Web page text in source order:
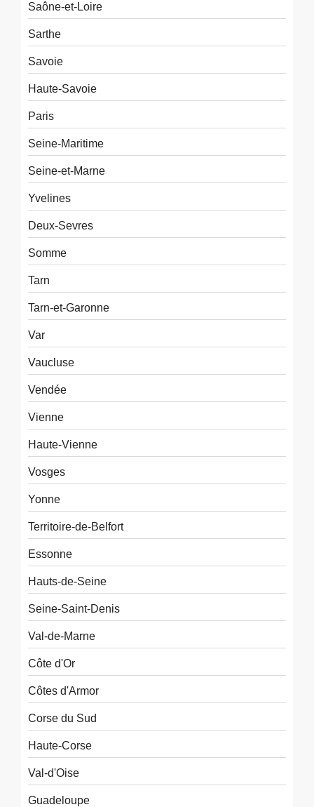
Saône-et-Loire
Sarthe
Savoie
Haute-Savoie
Paris
Seine-Maritime
Seine-et-Marne
Yvelines
Deux-Sevres
Somme
Tarn
Tarn-et-Garonne
Var
Vaucluse
Vendée
Vienne
Haute-Vienne
Vosges
Yonne
Territoire-de-Belfort
Essonne
Hauts-de-Seine
Seine-Saint-Denis
Val-de-Marne
Côte d'Or
Côtes d'Armor
Corse du Sud
Haute-Corse
Val-d'Oise
Guadeloupe